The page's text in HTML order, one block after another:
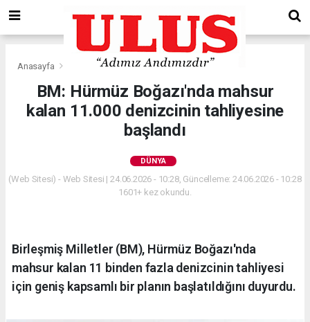
Anasayfa
BM: Hürmüz Boğazı'nda mahsur
kalan 11.000 denizcinin tahliyesine
başlandı
DÜNYA
(Web Sitesi) - Web Sitesi | 24.06.2026 - 10:28, Güncelleme: 24.06.2026 - 10:28
1601+ kez okundu.
Birleşmiş Milletler (BM), Hürmüz Boğazı'nda
mahsur kalan 11 binden fazla denizcinin tahliyesi
için geniş kapsamlı bir planın başlatıldığını duyurdu.